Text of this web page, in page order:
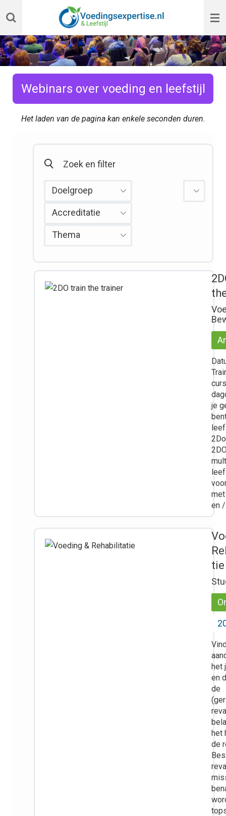
Ga
direct
naar
de
hoofdinhoud
Webinars over voeding en leefstijl
Het laden van de pagina kan enkele seconden duren.
Doelgroep
Accreditatie
Thema
je
en
tie
het
en
de
het
de